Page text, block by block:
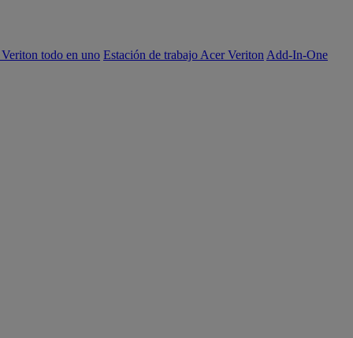
todo en uno Estación de trabajo Acer Veriton Add-In-One